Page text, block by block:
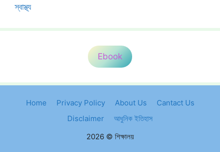
স্বাস্থ্য
Ebook
Home Privacy Policy About Us
Cantact Us
Disclaimer
আধুনিক ইতিহাস
2026 © শিক্ষালয়